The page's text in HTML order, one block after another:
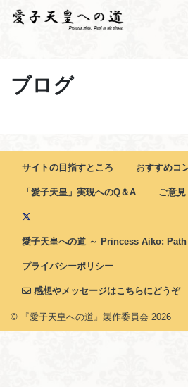
ブログ
サイトの目指すところ おすすめコ
「愛子天皇」実現へのQ＆A ご意
愛子天皇への道 ～ Princess Aiko:
プライバシーポリシー
感想やメッセージはこちらにどうぞ
© 『愛子天皇への道』製作委員会 2026